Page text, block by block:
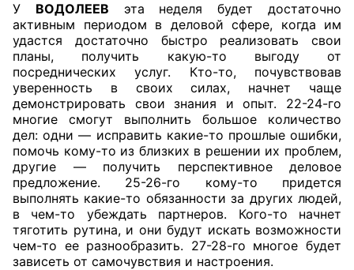
У ВОДОЛЕЕВ эта неделя будет достаточно
активным периодом в деловой сфере, когда им
удастся достаточно быстро реализовать свои
планы, получить какую-то выгоду от
посреднических услуг. Кто-то, почувствовав
уверенность в своих силах, начнет чаще
демонстрировать свои знания и опыт. 22-24-го
многие смогут выполнить большое количество
дел: одни — исправить какие-то прошлые ошибки,
помочь кому-то из близких в решении их проблем,
другие — получить перспективное деловое
предложение. 25-26-го кому-то придется
выполнять какие-то обязанности за других людей,
в чем-то убеждать партнеров. Кого-то начнет
тяготить рутина, и они будут искать возможности
чем-то ее разнообразить. 27-28-го многое будет
зависеть от самочувствия и настроения.